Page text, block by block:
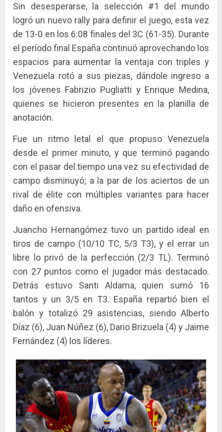
Sin desesperarse, la selección #1 del mundo
logró un nuevo rally para definir el juego, esta vez
de 13-0 en los 6:08 finales del 3C (61-35). Durante
el período final España continuó aprovechando los
espacios para aumentar la ventaja con triples y
Venezuela rotó a sus piezas, dándole ingreso a
los jóvenes Fabrizio Pugliatti y Enrique Medina,
quienes se hicieron presentes en la planilla de
anotación.
Fue un ritmo letal el que propuso Venezuela
desde el primer minuto, y que terminó pagando
con el pasar del tiempo una vez su efectividad de
campo disminuyó; a la par de los aciertos de un
rival de élite con múltiples variantes para hacer
daño en ofensiva.
Juancho Hernangómez tuvo un partido ideal en
tiros de campo (10/10 TC, 5/3 T3), y el errar un
libre lo privó de la perfección (2/3 TL). Terminó
con 27 puntos como el jugador más destacado.
Detrás estuvo Santi Aldama, quien sumó 16
tantos y un 3/5 en T3. España repartió bien el
balón y totalizó 29 asistencias, siendo Alberto
Díaz (6), Juan Núñez (6), Dario Brizuela (4) y Jaime
Fernández (4) los líderes.